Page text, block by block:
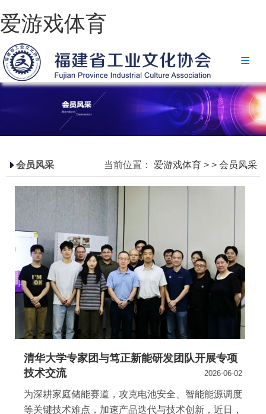
爱游戏体育
爱游戏体育
协会简介
政策法规
爱游戏体育-爱游戏| 爱游戏官方网站
工业视频
会员风采
协会月刊
爱游戏体育-爱游戏| 爱游戏官方网站
会员风采 当前位置： 爱游戏体育 > > 会员风采
清华大学专家团与笃正新能研发团队开展专项
技术交流
2026-06-02
为深耕家庭储能赛道，攻克电池安全、智能能源调度
等关键技术难点，加速产品迭代与技术创新，近日，